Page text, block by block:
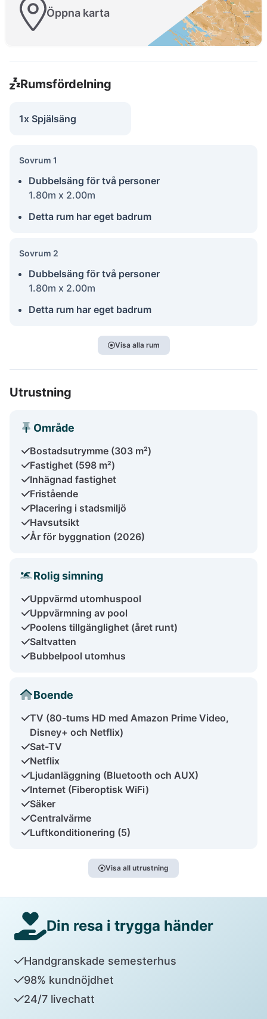
Öppna karta
Rumsfördelning
1x Spjälsäng
Sovrum 1
Dubbelsäng för två personer
1.80m x 2.00m
Detta rum har eget badrum
Sovrum 2
Dubbelsäng för två personer
1.80m x 2.00m
Detta rum har eget badrum
Visa alla rum
Utrustning
Område
Bostadsutrymme (303 m²)
Fastighet (598 m²)
Inhägnad fastighet
Fristående
Placering i stadsmiljö
Havsutsikt
År för byggnation (2026)
Rolig simning
Uppvärmd utomhuspool
Uppvärmning av pool
Poolens tillgänglighet (året runt)
Saltvatten
Bubbelpool utomhus
Boende
TV (80-tums HD med Amazon Prime Video,
Disney+ och Netflix)
Sat-TV
Netflix
Ljudanläggning (Bluetooth och AUX)
Internet (Fiberoptisk WiFi)
Säker
Centralvärme
Luftkonditionering (5)
Visa all utrustning
Din resa i trygga händer
Handgranskade semesterhus
98% kundnöjdhet
24/7 livechatt